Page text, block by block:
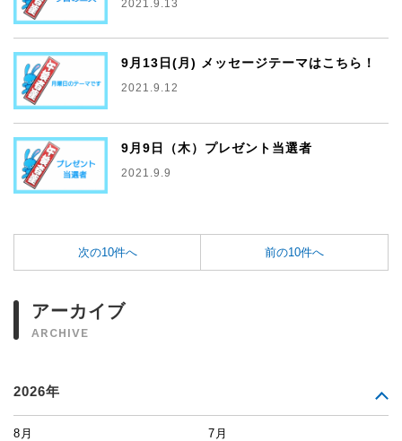
2021.9.13
9月13日(月) メッセージテーマはこちら！
2021.9.12
9月9日（木）プレゼント当選者
2021.9.9
次の10件へ 前の10件へ
アーカイブ
ARCHIVE
2026年
8月 7月